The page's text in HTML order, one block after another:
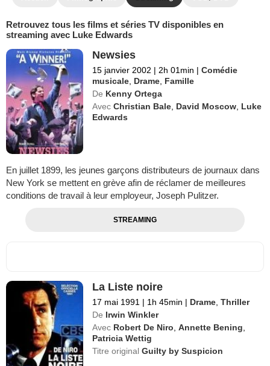
Retrouvez tous les films et séries TV disponibles en
streaming avec Luke Edwards
Newsies
15 janvier 2002 | 2h 01min | Comédie
musicale Drame Famille
De Kenny Ortega
Avec Christian Bale David Moscow Luke
Edwards
En juillet 1899, les jeunes garçons distributeurs de journaux dans
New York se mettent en grève afin de réclamer de meilleures
conditions de travail à leur employeur, Joseph Pulitzer.
STREAMING
La Liste noire
17 mai 1991 | 1h 45min | Drame ,Thriller
De Irwin Winkler
Avec Robert De Niro ,Annette Bening
Patricia Wettig
Titre originalGuilty by Suspicion